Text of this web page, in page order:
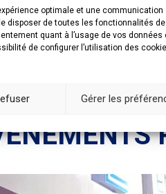
optimale et une communication
disposer de toutes les fonctionnalités de
quant à l’usage de vos données
de configurer l’utilisation des
Gérer les
2026 Salon